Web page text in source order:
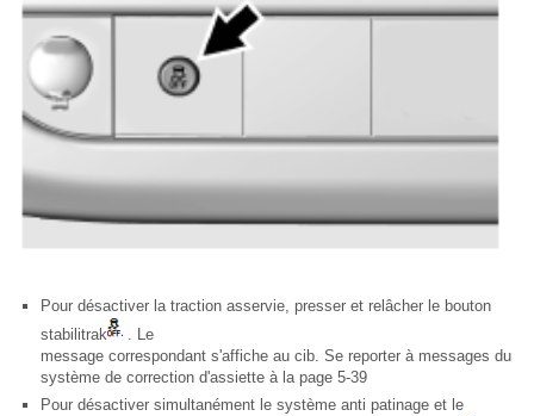
Pour désactiver la traction asservie, presser et relâcher le bouton
stabilitrak
. Le
message correspondant s'affiche au cib. Se reporter à messages du
système de correction d'assiette à la page 5-39
Pour désactiver simultanément le système anti patinage et le